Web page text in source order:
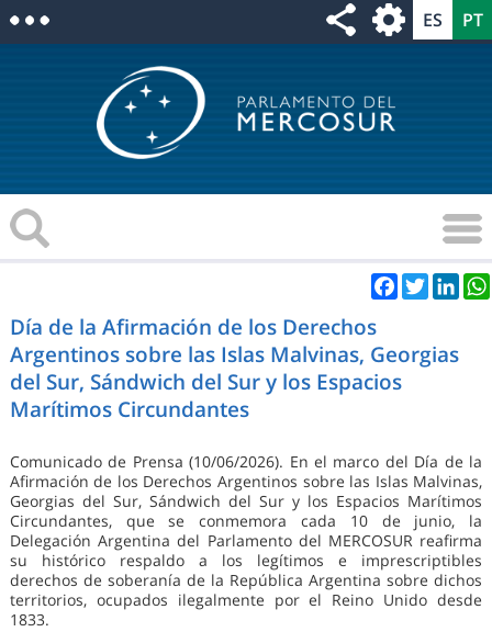
Facebook
Twitter
Día de la Afirmación de los Derechos
Argentinos sobre las Islas Malvinas, Georgias
del Sur, Sándwich del Sur y los Espacios
Marítimos Circundantes
Comunicado de Prensa (10/06/2026). En el marco del Día de la
Afirmación de los Derechos Argentinos sobre las Islas Malvinas,
Georgias del Sur, Sándwich del Sur y los Espacios Marítimos
Circundantes, que se conmemora cada 10 de junio, la
Delegación Argentina del Parlamento del MERCOSUR reafirma
su histórico respaldo a los legítimos e imprescriptibles
derechos de soberanía de la República Argentina sobre dichos
territorios, ocupados ilegalmente por el Reino Unido desde
1833.